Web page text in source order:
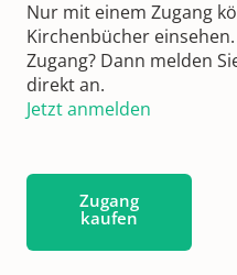
Nur mit einem Zugang
Kirchenbücher
Zugang? Dann melden
direkt an.
Jetzt anmelden
Zugang
kaufen